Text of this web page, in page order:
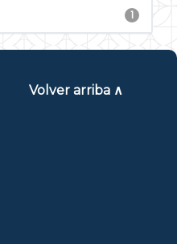
1
Volver arriba ∧